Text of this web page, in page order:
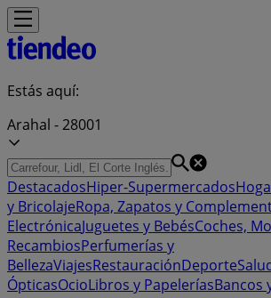
Estás aquí:
Arahal - 28001
DestacadosHiper-Supermercados
y BricolajeRopa, Zapatos y
ElectrónicaJuguetes y BebésCoches,
RecambiosPerfumerías y
BellezaViajesRestauraciónDeporte
ÓpticasOcioLibros y PapeleríasBancos